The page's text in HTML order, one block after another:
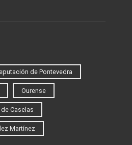
de Pontevedra
Ourense
Caselas
Martínez